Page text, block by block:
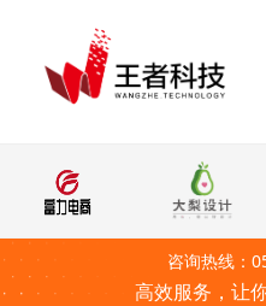
咨询热线：
高效服务，让